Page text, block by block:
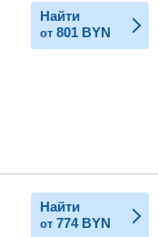
Найти
от 801 BYN
Найти
от 774 BYN